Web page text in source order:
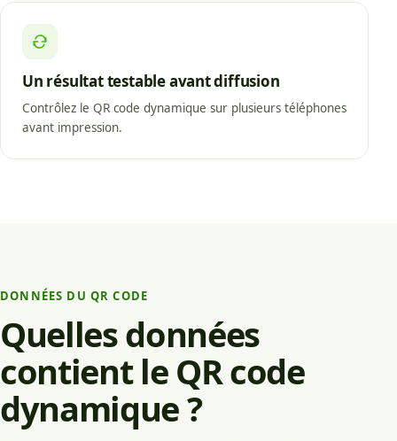
Un résultat testable avant diffusion
Contrôlez le QR code dynamique sur plusieurs téléphones
avant impression.
DONNÉES DU QR CODE
Quelles données
contient le QR code
dynamique ?